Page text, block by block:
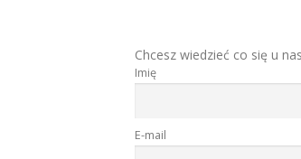
Chcesz wiedzieć co się u
Imię
E-mail